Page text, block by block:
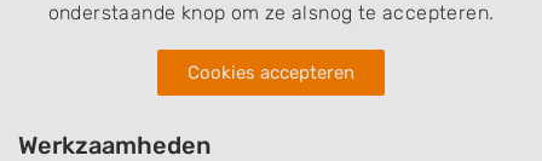
onderstaande knop om ze alsnog te accepteren.
Cookies accepteren
Werkzaamheden